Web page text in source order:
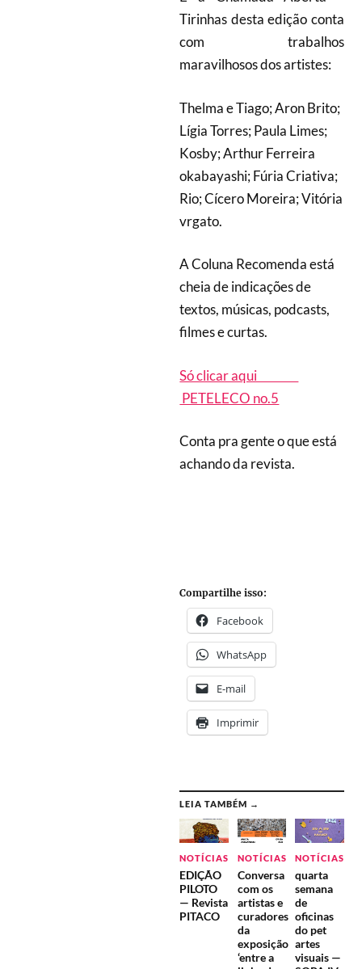
Tirinhas desta edição conta
com trabalhos
maravilhosos dos artistes:
Thelma e Tiago; Aron Brito;
Lígia Torres; Paula Limes;
Kosby; Arthur Ferreira
okabayashi; Fúria Criativa;
Rio; Cícero Moreira; Vitória
vrgato.
A Coluna Recomenda está
cheia de indicações de
textos, músicas, podcasts,
filmes e curtas.
Só clicar aqui
PETELECO no.5
Conta pra gente o que está
achando da revista.
Compartilhe isso:
Facebook
WhatsApp
E-mail
Imprimir
LEIA TAMBÉM →
NOTÍCIAS
EDIÇÃO
PILOTO
— Revista
PITACO
NOTÍCIAS
Conversa
com os
artistas e
curadores
da
exposição
‘entre a
NOTÍCIAS
quarta
semana
de
oficinas
do pet
artes
visuais —